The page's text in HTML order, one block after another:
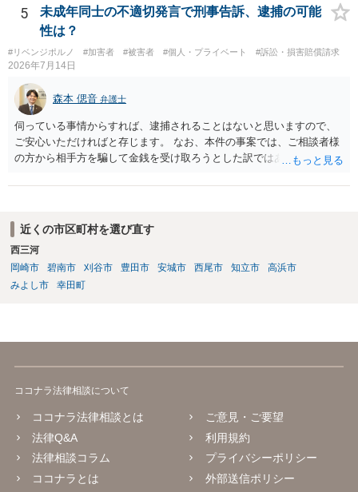
5
未成年同士の不適切発言で刑事告訴、逮捕の可能
性は？
#リベンジポルノ #加害者 #被害者 #個人・プライベート #訴訟・損害賠償請求
2026年7月14日
森本 偲音 弁護士
伺っている事情からすれば、逮捕されることはないと思いますので、
ご安心いただければと存じます。 なお、本件の事案では、ご相談者様
の方から相手方を騙して金銭を受け取ろうとした訳ではありませんの
近くの市区町村を選び直す
西三河
岡崎市
碧南市 刈谷市 豊田市 安城市 西尾市 知立市
高浜市
みよし市
幸田町
ココナラ法律相談について
ココナラ法律相談とは
法律Q&A
法律相談コラム
ココナラとは
ご意見・ご要望
利用規約
プライバシーポリシー
外部送信ポリシー